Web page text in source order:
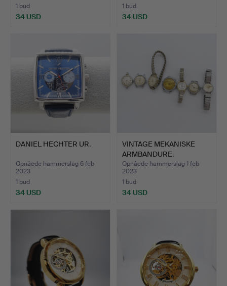
1 bud
34 USD
1 bud
34 USD
DANIEL HECHTER UR.
Opnåede hammerslag 6 feb
2023
1 bud
34 USD
VINTAGE MEKANISKE
ARMBANDURE.
Opnåede hammerslag 1 feb
2023
1 bud
34 USD